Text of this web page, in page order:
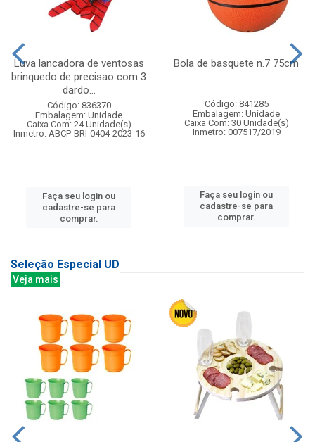
Luva lancadora de ventosas
brinquedo de precisao com 3
dardo...
Código: 836370
Embalagem: Unidade
Caixa Com: 24 Unidade(s)
Inmetro: ABCP-BRI-0404-2023-16
Faça seu login ou
cadastre-se para
comprar.
Bola de basquete n.7 75cm
Código: 841285
Embalagem: Unidade
Caixa Com: 30 Unidade(s)
Inmetro: 007517/2019
Faça seu login ou
cadastre-se para
comprar.
Seleção Especial UD
Veja mais